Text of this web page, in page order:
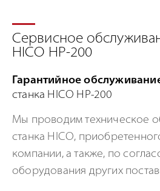
Сервисное
HICO HP-200
Гарантийное
станка HICO HP-200
Мы проводим техническое
станка HICO,
компании, а также, по
оборудования других